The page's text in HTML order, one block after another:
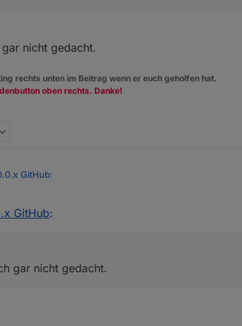
nicht gedacht.
rechts unten im Beitrag wenn er euch geholfen hat.
oben rechts. Danke!
GitHub:
GitHub:
GitHub:
gar nicht gedacht.